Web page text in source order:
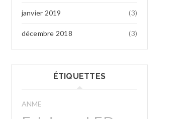
janvier 2019 (3)
décembre 2018 (3)
ÉTIQUETTES
ANME